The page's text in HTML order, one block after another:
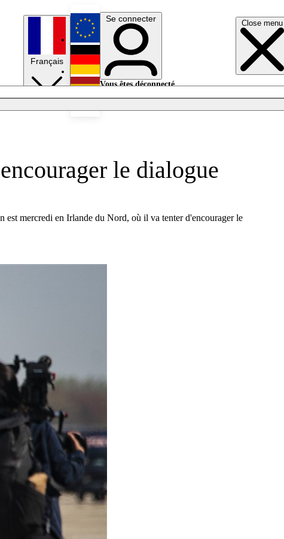
Close menu
Français
English
Deutsch
Se connecter
Vous êtes déconnecté.
le dialogue
est mercredi en Irlande du Nord, où il va tenter d'encourager le